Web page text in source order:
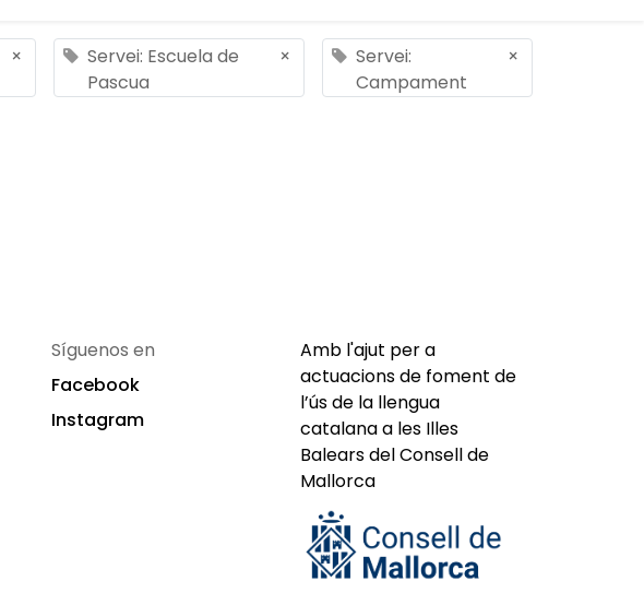
×
Servei: Escuela de
Pascua
×
Servei:
Campament
×
Síguenos en
Facebook
Instagram
Amb l'ajut per a
actuacions de foment de
l’ús de la llengua
catalana a les Illes
Balears del Consell de
Mallorca